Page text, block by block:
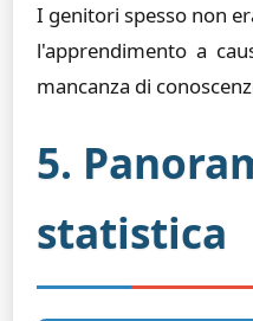
I genitori spesso non
l'apprendimento a
mancanza di
5.
statistica